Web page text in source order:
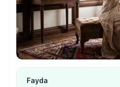
Fayda